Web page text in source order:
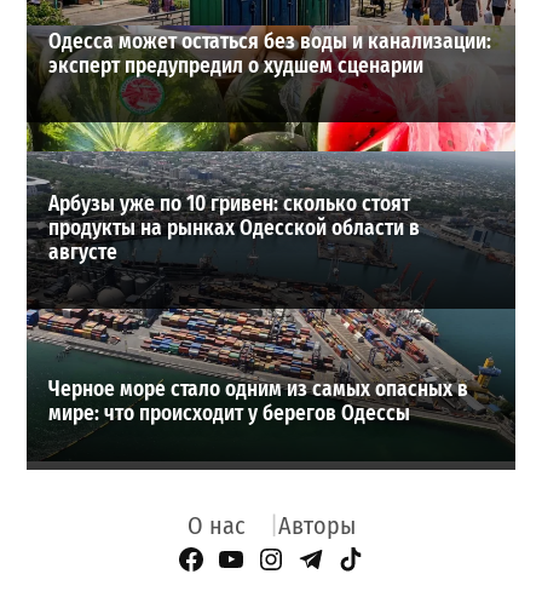
Одесса может остаться без воды и канализации:
эксперт предупредил о худшем сценарии
Арбузы уже по 10 гривен: сколько стоят
продукты на рынках Одесской области в
августе
Черное море стало одним из самых опасных в
мире: что происходит у берегов Одессы
О нас Авторы
Facebook Page
YouTube
Instagram
Telegram
TikTok